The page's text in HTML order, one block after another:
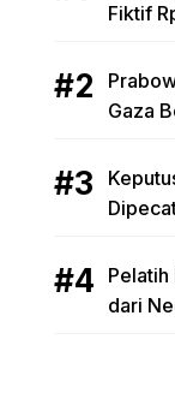
Fiktif
Gaza
dari